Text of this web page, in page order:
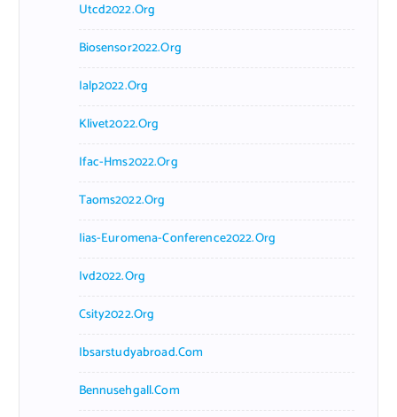
Utcd2022.org
Biosensor2022.org
Ialp2022.org
Klivet2022.org
Ifac-Hms2022.org
Taoms2022.org
Iias-Euromena-Conference2022.org
Ivd2022.org
Csity2022.org
Ibsarstudyabroad.com
Bennusehgall.com